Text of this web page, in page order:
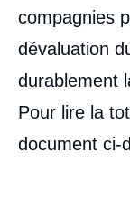
compagnies
dévaluation
durablement
Pour lire la
document ci-